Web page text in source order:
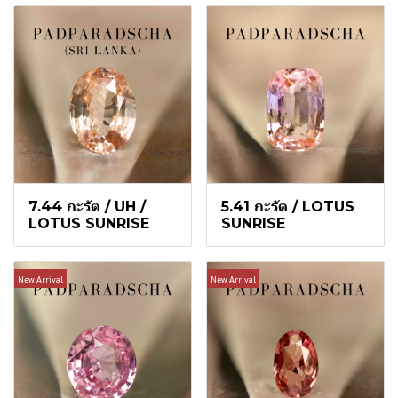
7.44 กะรัต / UH /
LOTUS SUNRISE
5.41 กะรัต / LOTUS
SUNRISE
New Arrival New Arrival